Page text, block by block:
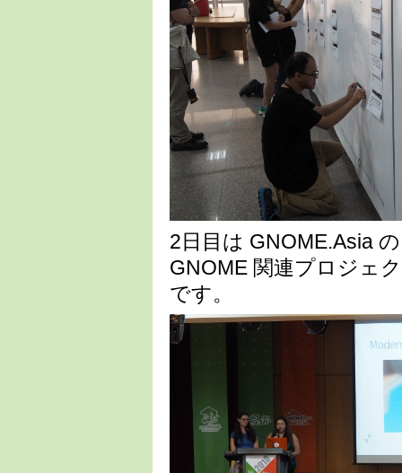
2日目は GNOME.Asia
GNOME 関連プロジェ
です。